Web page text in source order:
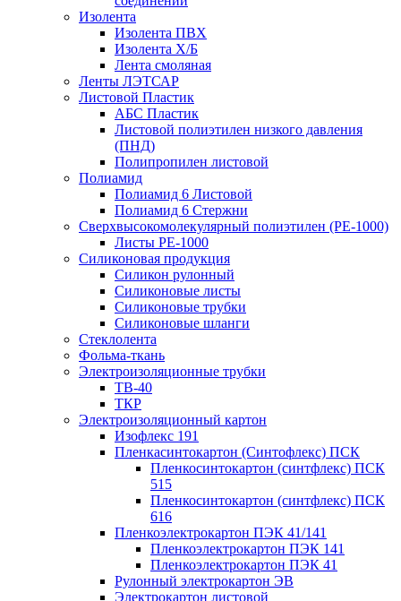
Изолента
Изолента ПВХ
Изолента Х/Б
Лента смоляная
Ленты ЛЭТСАР
Листовой Пластик
АБС Пластик
Листовой полиэтилен низкого давления
(ПНД)
Полипропилен листовой
Полиамид
Полиамид 6 Листовой
Полиамид 6 Стержни
Сверхвысокомолекулярный полиэтилен (PE-1000)
Листы РЕ-1000
Силиконовая продукция
Силикон рулонный
Силиконовые листы
Силиконовые трубки
Силиконовые шланги
Стеклолента
Фольма-ткань
Электроизоляционные трубки
ТВ-40
ТКР
Электроизоляционный картон
Изофлекс 191
Пленкасинтокартон (Синтофлекс) ПСК
Пленкосинтокартон (синтфлекс) ПСК
515
Пленкосинтокартон (синтфлекс) ПСК
616
Пленкоэлектрокартон ПЭК 41/141
Пленкоэлектрокартон ПЭК 141
Пленкоэлектрокартон ПЭК 41
Рулонный электрокартон ЭВ
Электрокартон листовой